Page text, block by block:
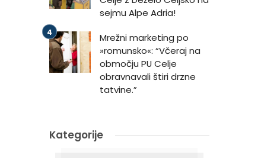
sejmu Alpe Adria!
Mrežni marketing po
»romunsko«: “Včeraj na
območju PU Celje
obravnavali štiri drzne
tatvine.”
Kategorije